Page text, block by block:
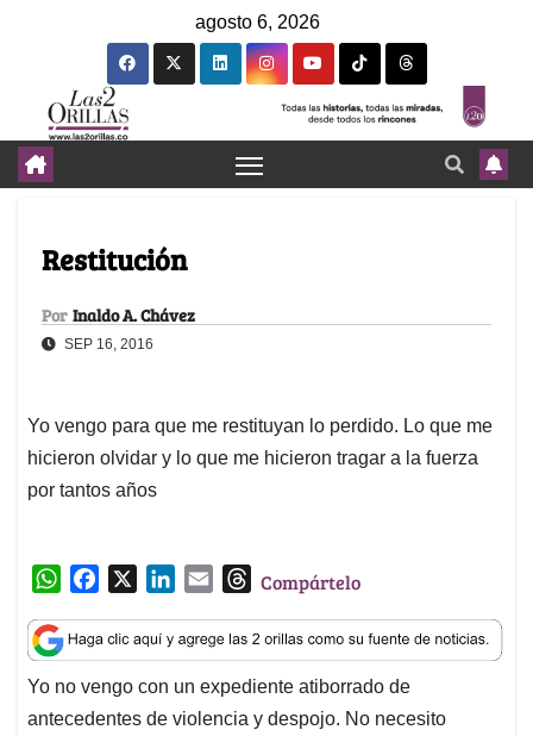
agosto 6, 2026
Restitución
Por Inaldo A. Chávez
SEP 16, 2016
Yo vengo para que me restituyan lo perdido. Lo que me
hicieron olvidar y lo que me hicieron tragar a la fuerza
por tantos años
W
a
t
s
A
c
e
b
o
n
k
e
d
a
i
l
T
r
e
a
d
Compártelo
Yo no vengo con un expediente atiborrado de
antecedentes de violencia y despojo. No necesito